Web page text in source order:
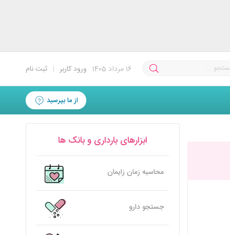
ثبت نام | ورود کاربر 16مرداد 1405
از ما بپرسید
ابزارهای بارداری و بانک ها
محاسبه زمان زایمان
جستجو دارو